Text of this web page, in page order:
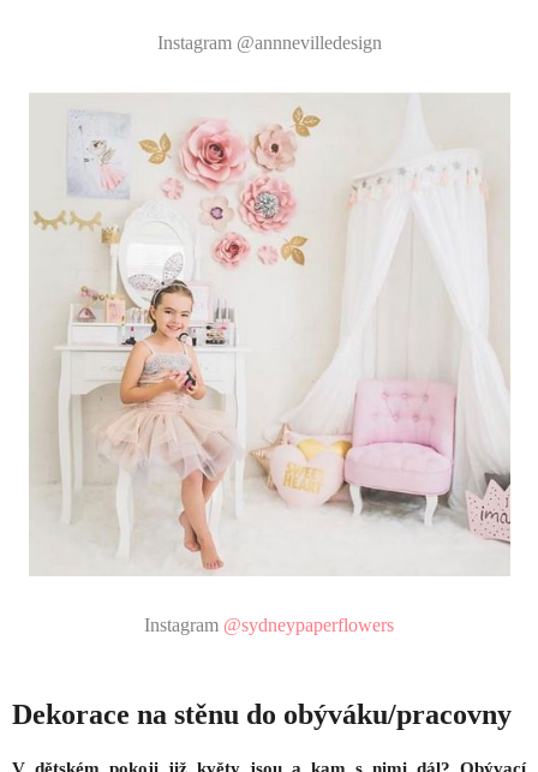
Instagram @annnevilledesign
Instagram @sydneypaperflowers
Dekorace na stěnu do obýváku/pracovny
V dětském pokoji již květy jsou a kam s nimi dál? Obývací